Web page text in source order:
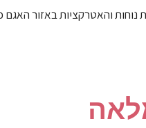
והאטרקציות באזור